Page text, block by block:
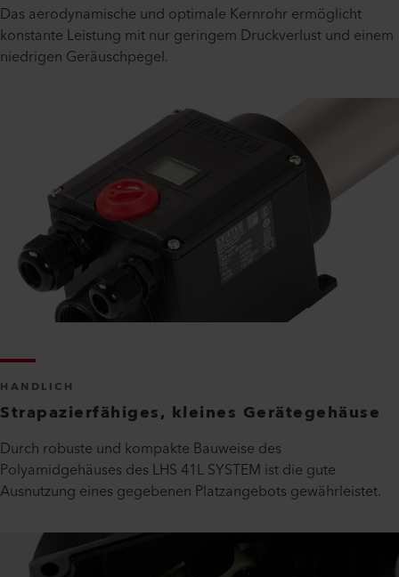
Das aerodynamische und optimale Kernrohr ermöglicht
konstante Leistung mit nur geringem Druckverlust und einem
niedrigen Geräuschpegel.
HANDLICH
Strapazierfähiges, kleines Gerätegehäuse
Durch robuste und kompakte Bauweise des
Polyamidgehäuses des LHS 41L SYSTEM ist die gute
Ausnutzung eines gegebenen Platzangebots gewährleistet.